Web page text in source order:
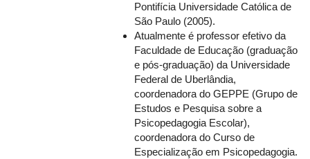
Pontifícia Universidade Católica de
São Paulo (2005).
Atualmente é professor efetivo da
Faculdade de Educação (graduação
e pós-graduação) da Universidade
Federal de Uberlândia,
coordenadora do GEPPE (Grupo de
Estudos e Pesquisa sobre a
Psicopedagogia Escolar),
coordenadora do Curso de
Especialização em Psicopedagogia.